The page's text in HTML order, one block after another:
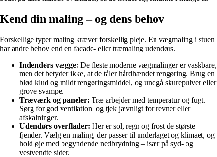
Kend din maling – og dens behov
Forskellige typer maling kræver forskellig pleje. En vægmaling i stuen
har andre behov end en facade- eller træmaling udendørs.
Indendørs vægge: De fleste moderne vægmalinger er vaskbare,
men det betyder ikke, at de tåler hårdhændet rengøring. Brug en
blød klud og mildt rengøringsmiddel, og undgå skurepulver eller
grove svampe.
Træværk og paneler: Træ arbejder med temperatur og fugt.
Sørg for god ventilation, og tjek jævnligt for revner eller
afskalninger.
Udendørs overflader: Her er sol, regn og frost de største
fjender. Vælg en maling, der passer til underlaget og klimaet, og
hold øje med begyndende nedbrydning – især på syd- og
vestvendte sider.